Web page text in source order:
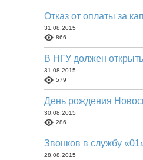
Отказ от оплаты за
31.08.2015
866
В НГУ должен
31.08.2015
579
День рождения
30.08.2015
286
Звонков в службу
28.08.2015